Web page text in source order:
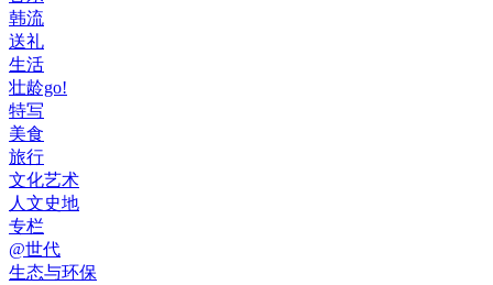
韩流
送礼
生活
壮龄go!
特写
美食
旅行
文化艺术
人文史地
专栏
@世代
生态与环保